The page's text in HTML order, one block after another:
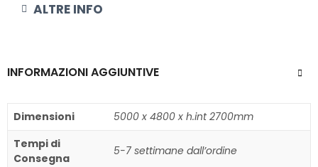
ALTRE INFO
INFORMAZIONI AGGIUNTIVE
Dimensioni
5000 x 4800 x h.int 2700mm
Tempi di
Consegna
5-7 settimane dall’ordine